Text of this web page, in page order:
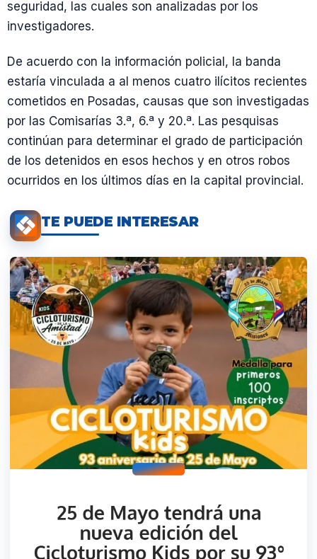
seguridad, las cuales son analizadas por los
investigadores.
De acuerdo con la información policial, la banda
estaría vinculada a al menos cuatro ilícitos recientes
cometidos en Posadas, causas que son investigadas
por las Comisarías 3.ª, 6.ª y 20.ª. Las pesquisas
continúan para determinar el grado de participación
de los detenidos en esos hechos y en otros robos
ocurridos en los últimos días en la capital provincial.
TE PUEDE INTERESAR